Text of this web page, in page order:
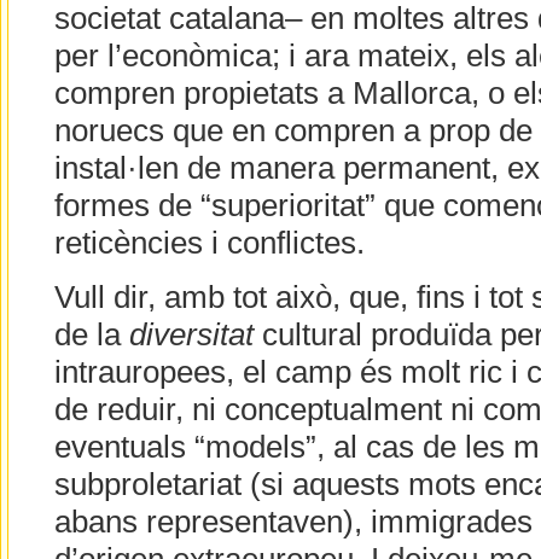
societat catalana– en moltes
per l’econòmica; i ara mateix, els
compren propietats a Mallorca, o
noruecs que en compren a prop de
instal·len de manera permanent,
formes de “superioritat” que
reticències i conflictes.
Vull dir, amb tot això, que, fins i tot
de la diversitatcultural produïda
intrauropees, el camp és molt ric i
de reduir, ni conceptualment ni
eventuals “models”, al cas de les
subproletariat (si aquests mots
abans representaven),